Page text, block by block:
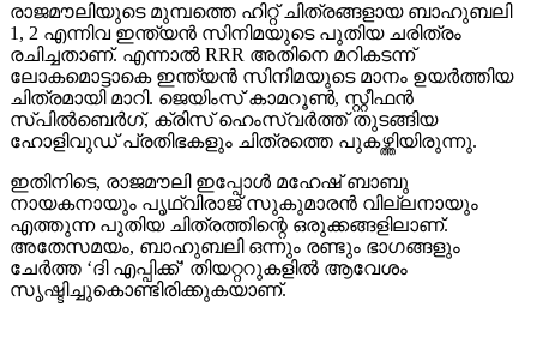
രാജമൗലിയുടെ മുമ്പത്തെ ഹിറ്റ് ചിത്രങ്ങളായ ബാഹുബലി
1, 2 എന്നിവ ഇന്ത്യന്‍ സിനിമയുടെ പുതിയ ചരിത്രം
രചിച്ചതാണ്. എന്നാല്‍ RRR അതിനെ മറികടന്ന്
ലോകമൊട്ടാകെ ഇന്ത്യന്‍ സിനിമയുടെ മാനം ഉയര്‍ത്തിയ
ചിത്രമായി മാറി. ജെയിംസ് കാമറൂണ്‍, സ്റ്റീഫന്‍
സ്പില്‍ബെര്‍ഗ്, ക്രിസ് ഹെംസ്വര്‍ത്ത് തുടങ്ങിയ
ഹോളിവുഡ് പ്രതിഭകളും ചിത്രത്തെ പുകഴ്ത്തിയിരുന്നു.
ഇതിനിടെ, രാജമൗലി ഇപ്പോള്‍ മഹേഷ് ബാബു
നായകനായും പൃഥ്വിരാജ് സുകുമാരന്‍ വില്ലനായും
എത്തുന്ന പുതിയ ചിത്രത്തിന്റെ ഒരുക്കങ്ങളിലാണ്.
അതേസമയം, ബാഹുബലി ഒന്നും രണ്ടും ഭാഗങ്ങളും
ചേര്‍ത്ത ‘ദി എപ്പിക്ക്’ തിയറ്ററുകളില്‍ ആവേശം
സൃഷ്ടിച്ചുകൊണ്ടിരിക്കുകയാണ്.